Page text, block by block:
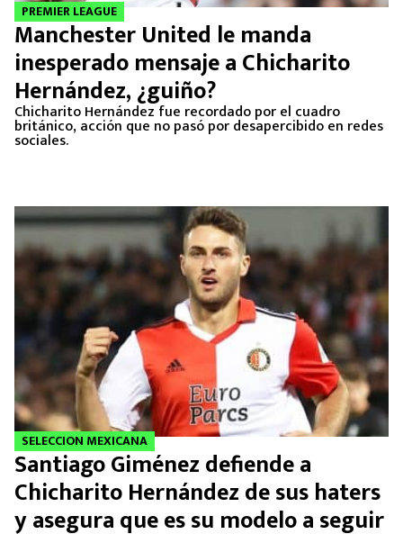
PREMIER LEAGUE
Manchester United le manda
inesperado mensaje a Chicharito
Hernández, ¿guiño?
Chicharito Hernández fue recordado por el cuadro
británico, acción que no pasó por desapercibido en redes
sociales.
SELECCION MEXICANA
Santiago Giménez defiende a
Chicharito Hernández de sus haters
y asegura que es su modelo a seguir